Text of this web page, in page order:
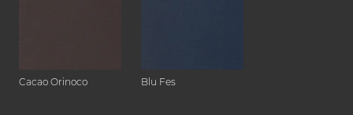
Cacao Orinoco Blu Fes